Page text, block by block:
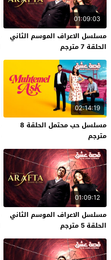
01:09:03
مسلسل الاعراف الموسم الثاني
الحلقة 7 مترجم
02:14:19
مسلسل حب محتمل الحلقة 8
مترجم
01:09:12
مسلسل الاعراف الموسم الثاني
الحلقة 5 مترجم